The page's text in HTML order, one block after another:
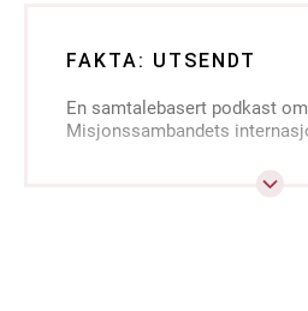
FAKTA: UTSENDT
En samtalebasert podkast om
Misjonssambandets
møter i en global misjons- og